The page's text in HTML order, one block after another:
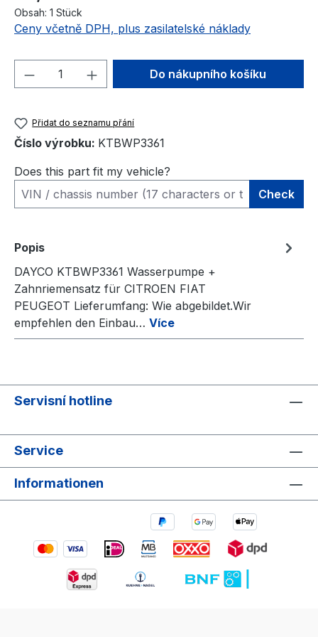
Obsah: 1 Stück
Ceny včetně DPH, plus zasilatelské náklady
Množství produktu: Zadejte
Do nákupního košíku
Přidat do seznamu přání
Číslo výrobku: KTBWP3361
Does this part fit my vehicle?
Check
Popis
DAYCO KTBWP3361 Wasserpumpe +
Zahnriemensatz für CITROEN FIAT
PEUGEOT Lieferumfang: Wie abgebildet.Wir
empfehlen den Einbau… Více
Servisní hotline
Service
Informationen